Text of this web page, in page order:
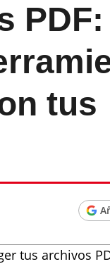
tus
tus archivos